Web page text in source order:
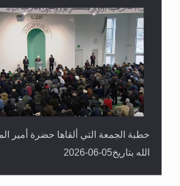
خطبة الجمعة التي ألقاها حضرة أمير
الله بتاريخ05-06-2026